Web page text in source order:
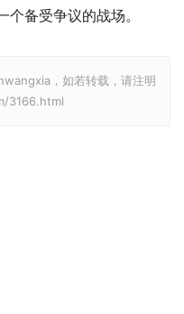
备受争议的战场。
，如若转载，请注明
3166.html